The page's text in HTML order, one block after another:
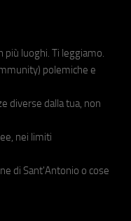
più luoghi. Ti leggiamo.
polemiche e
diverse dalla tua, non
nei limiti
di Sant'Antonio o cose